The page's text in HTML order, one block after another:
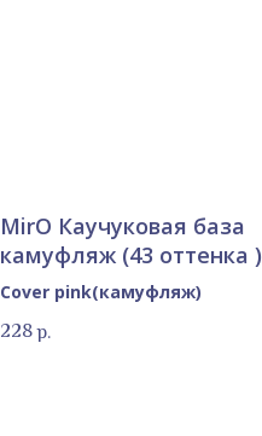
MirO Каучуковая база
камуфляж (43 оттенка )
Сover pink(камуфляж)
228р.